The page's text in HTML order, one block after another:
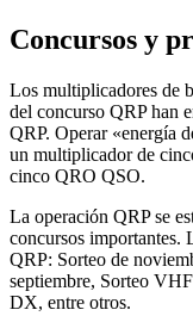
Concursos y
Los multiplicadores de
del concurso QRP han
QRP. Operar «energía
un multiplicador de
cinco QRO QSO.
La operación QRP se
concursos importantes.
QRP: Sorteo de
septiembre, Sorteo
DX, entre otros.